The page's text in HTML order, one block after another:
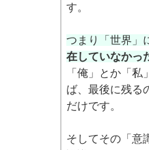
す。
つまり「世界」
在していなかっ
「俺」とか「
ば、最後に残る
だけです。
そしてその「意